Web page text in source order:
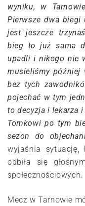
wyniku, w
Pierwsze dwa biegi
jest jeszcze
bieg to już sama
upadli i nikogo nie
musieliśmy później
bez tych
pojechać w tym
to decyzja i lekarza i
Tomkowi po tym
sezon do
wyjaśnia sytuację,
odbiła się
społecznościowych.
Mecz w Tarnowie